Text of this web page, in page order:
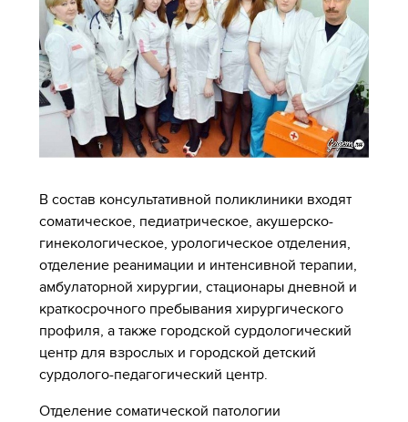
В состав консультативной поликлиники входят
соматическое, педиатрическое, акушерско-
гинекологическое, урологическое отделения,
отделение реанимации и интенсивной терапии,
амбулаторной хирургии, стационары дневной и
краткосрочного пребывания хирургического
профиля, а также городской сурдологический
центр для взрослых и городской детский
сурдолого-педагогический центр.
Отделение соматической патологии